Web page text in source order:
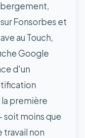
Fonsorbes et
au Touch,
Google
d'un
première
soit moins que
non